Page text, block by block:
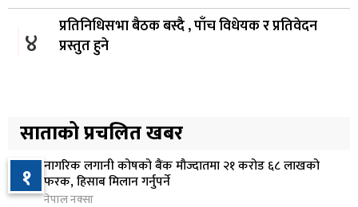
४
प्रतिनिधिसभा बैठक बस्दै , पाँच विधेयक र प्रतिवेदन
प्रस्तुत हुने
५
सर्‍यो
५ घण्टा अघि
६
वीरगञ्जमा ट्यांकरको सिल खोलेर तेल निकाल्ने सात जना
रंगेहात पक्राउ
साताको प्रचलित खबर
१ नागरिक लगानी कोषको बैंक मौज्दातमा २१ करोड ६८ लाखको
फरक, हिसाब मिलान गर्नुपर्ने
नेपाल नक्सा